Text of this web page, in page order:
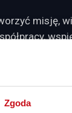
Zgoda
misję,
ludzi do